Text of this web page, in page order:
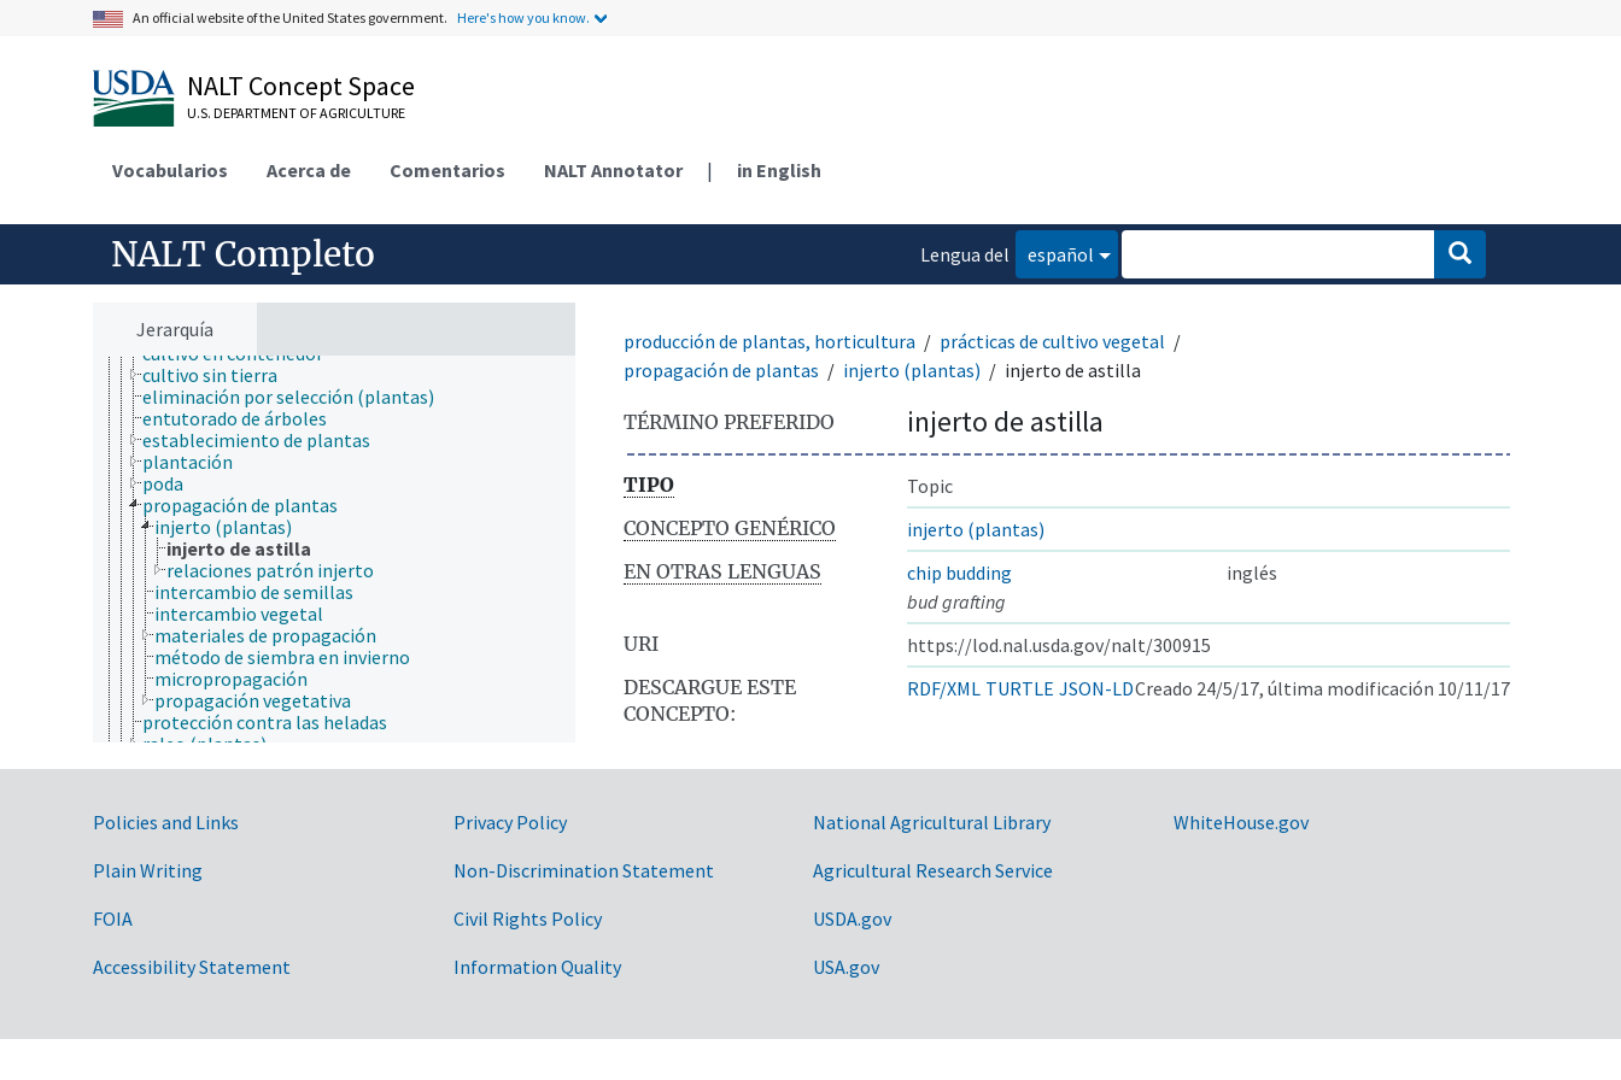
An official website of the United States government. Here's how you know.
NALT Concept Space
U.S. DEPARTMENT OF AGRICULTURE
Vocabularios Acerca de Comentarios NALT Annotator | in English
NALT Completo
Lengua del
español
Jerarquía
cultivo de plantas acuáticas
fitomejoramiento
manejo de cultivos
modelos de cultivos
prácticas de cultivo vegetal
almacenamiento de semillas
aplicación de fertilizantes
conducción (de plantas)
control de crecimiento vegetal
cortando las flores marchitas
corte
cultivo en contenedor
cultivo sin tierra
eliminación por selección (plantas)
entutorado de árboles
establecimiento de plantas
plantación
poda
propagación de plantas
injerto (plantas)
injerto de astilla
relaciones patrón injerto
intercambio de semillas
intercambio vegetal
materiales de propagación
método de siembra en invierno
micropropagación
propagación vegetativa
protección contra las heladas
raleo (plantas)
siembra
tratamiento anterior a la siembra
tratamiento precosecha
producción de cultivos
residuos de plantas
salud de la planta
silvicultura, gestión de zonas silvestres
producción de plantas, horticultura
prácticas de cultivo vegetal
propagación de plantas
injerto (plantas) injerto de astilla
TÉRMINO PREFERIDO injerto de astilla
TIPO
Topic
CONCEPTO GENÉRICO
injerto (plantas)
EN OTRAS LENGUAS
chip budding
inglés
bud grafting
URI
https://lod.nal.usda.gov/nalt/300915
DESCARGUE ESTE
CONCEPTO:
RDF/XML TURTLE JSON-LDCreado 24/5/17, última modificación 10/11/17
Government Links
Policies and Links
Plain Writing
FOIA
Accessibility Statement
Privacy Policy
Non-Discrimination Statement
Civil Rights Policy
Information Quality
National Agricultural Library
Agricultural Research Service
USDA.gov
USA.gov
WhiteHouse.gov